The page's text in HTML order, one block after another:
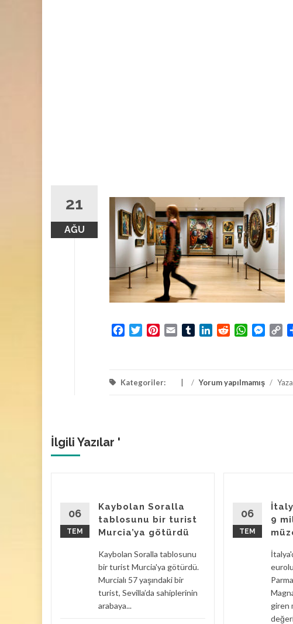
21
AĞU
FacebookTwitterPinterest
Email TumblrLinkedInRedditWhatsApp
Kategoriler: / Yorum yapılmamış /
İlgili Yazılar '
06
TEM
Kaybolan Soralla
tablosunu bir turist
Murcia’ya götürdü
Kaybolan Soralla tablosunu
bir turist Murcia'ya götürdü.
Murcialı 57 yaşındaki bir
turist, Sevilla’da sahiplerinin
arabaya...
06
TEM
9
giren